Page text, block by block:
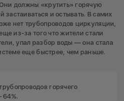
должны «крутить» горячую
застаиваться и остывать. В самих
нет трубопроводов циркуляции,
из-за того что жители стали
упал разбор воды — она стала
еще быстрее, чем раньше.
горячего
64%.